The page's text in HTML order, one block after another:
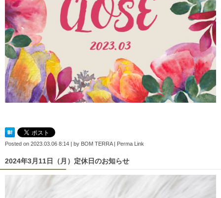
Posted on 2023.03.06 8:14 by BOM TERRA| Perma Link
2024年3月11日（月）定休日のお知らせ